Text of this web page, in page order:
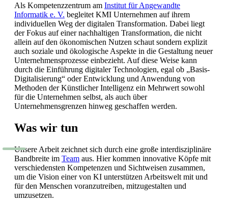
Als Kompetenzzentrum am Institut für Angewandte
Informatik e. V. begleitet KMI Unternehmen auf ihrem
individuellen Weg der digitalen Transformation. Dabei liegt
der Fokus auf einer nachhaltigen Transformation, die nicht
allein auf den ökonomischen Nutzen schaut sondern explizit
auch soziale und ökologische Aspekte in die Gestaltung neuer
Unternehmensprozesse einbezieht. Auf diese Weise kann
durch die Einführung digitaler Technologien, egal ob „Basis-
Digitalisierung“ oder Entwicklung und Anwendung von
Methoden der Künstlicher Intelligenz ein Mehrwert sowohl
für die Unternehmen selbst, als auch über
Unternehmensgrenzen hinweg geschaffen werden.
Was wir tun
Unsere Arbeit zeichnet sich durch eine große interdisziplinäre
Bandbreite im Team aus. Hier kommen innovative Köpfe mit
verschiedensten Kompetenzen und Sichtweisen zusammen,
um die Vision einer von KI unterstützen Arbeitswelt mit und
für den Menschen voranzutreiben, mitzugestalten und
umzusetzen.